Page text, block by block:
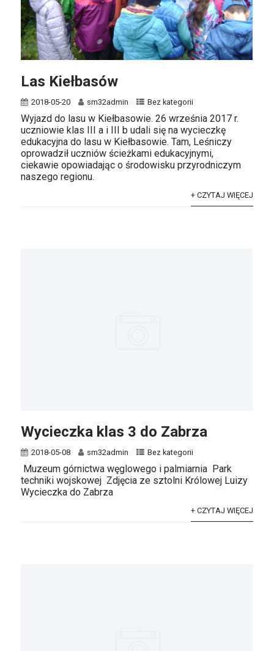
Las Kiełbasów
2018-05-20 sm32admin Bez kategorii
Wyjazd do lasu w Kiełbasowie. 26 września 2017 r.
uczniowie klas III a i III b udali się na wycieczkę
edukacyjna do lasu w Kiełbasowie. Tam, Leśniczy
oprowadził uczniów ścieżkami edukacyjnymi,
ciekawie opowiadając o środowisku przyrodniczym
naszego regionu.
+ CZYTAJ WIĘCEJ
Wycieczka klas 3 do Zabrza
2018-05-08 sm32admin Bez kategorii
Muzeum górnictwa węglowego i palmiarnia Park
techniki wojskowej Zdjęcia ze sztolni Królowej Luizy
Wycieczka do Zabrza
+ CZYTAJ WIĘCEJ